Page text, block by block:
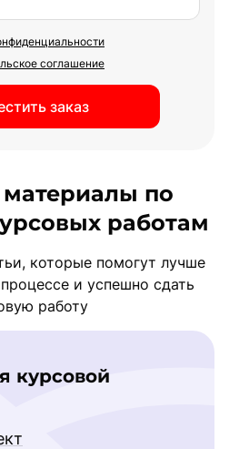
соглашение
заказ
по
работам
которые помогут лучше
и успешно сдать
работу
курсовой